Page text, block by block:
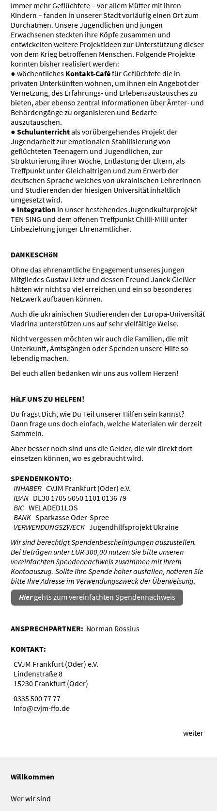
Immer mehr Geflüchtete – vor allem Mütter mit ihren
Kindern – fanden in unserer Stadt vorläufig einen Ort zum
Durchatmen. Unsere Jugendlichen und jungen
Erwachsenen steckten ihre Köpfe zusammen und
entwickelten weitere Projektideen zur Unterstützung dieser
von dem Krieg betroffenen Menschen. Folgende Projekte
konnten bisher realisiert werden:
● wöchentliches Kontakt-Caféfür Geflüchtete die in
privaten Unterkünften wohnen, um ihnen ein Angebot der
Vernetzung, des Erfahrungs- und Erlebensaustausches zu
bieten, aber ebenso zentral Informationen über Ämter- und
Behördengänge zu organisieren und Bedarfe
auszutauschen.
●Schulunterricht als vorübergehendes Projekt der
Jugendarbeit zur emotionalen Stabilisierung von
geflüchteten Teenagern und Jugendlichen, zur
Strukturierung ihrer Woche, Entlastung der Eltern, als
Treffpunkt unter Gleichaltrigen und zum Erwerb der
deutschen Sprache welches von ukrainischen Lehrerinnen
und Studierenden der hiesigen Universität inhaltlich
umgesetzt wird.
● Integration in unser bestehendes Jugendkulturprojekt
TEN SING und dem offenen Treffpunkt Chilli-Milli unter
Einbeziehung junger Ehrenamtlicher.
DANKESCHöN
Ohne das ehrenamtliche Engagement unseres jungen
Mitgliedes Gustav Lietz und dessen Freund Janek Gießler
hätten wir nicht so viel erreichen und ein so besonderes
Netzwerk aufbauen können.
Auch die ukrainischen Studierenden der Europa-Universität
Viadrina unterstützen uns auf sehr vielfältige Weise.
Nicht vergessen möchten wir auch die Familien, die mit
Unterkunft, Amtsgängen oder Spenden unsere Hilfe so
lebendig machen.
Bei euch allen bedanken wir uns aus vollem Herzen!
HiLF UNS ZU HELFEN!
Du fragst Dich, wie Du Teil unserer Hilfen sein kannst?
Dann frage uns doch einfach, welche Materialen wir derzeit
Sammeln.
Aber besser noch sind uns die Gelder, die wir direkt dort
einsetzen können, wo es gebraucht wird.
SPENDENKONTO:
INHABER CVJM Frankfurt (Oder) e.V.
IBAN DE30 1705 5050 1101 0136 79
BIC WELADED1LOS
BANKSparkasse Oder-Spree
VERWENDUNGSZWECKJugendhilfsprojekt Ukraine
Wir sind berechtigt Spendenbescheinigungen auszustellen.
Bei Beträgen unter EUR 300,00 nutzen Sie bitte unseren
vereinfachten Spendennachweis zusammen mit Ihrem
Kontoauszug. Sollte Ihre Spende höher ausfallen, notieren Sie
bitte Ihre Adresse im Verwendungszweck der Überweisung.
Hiergehts zum vereinfachten Spendennachweis
ANSPRECHPARTNER: Norman Rossius
KONTAKT:
CVJM Frankfurt (Oder) e.V.
Lindenstraße 8
15230 Frankfurt (Oder)
0335 500 77 77
info@cvjm-ffo.de
weiter
Willkommen
Wer wir sind